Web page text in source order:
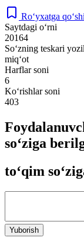
Ro‘yxatga
Saytdagi o‘rni
20164
So‘zning teskari
miq‘ot
Harflar soni
6
Ko‘rishlar soni
403
so‘ziga
to‘qim
Yuborish